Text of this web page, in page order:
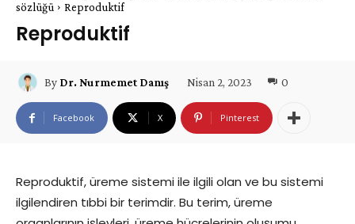
sözlüğü
Reproduktif
Reproduktif
By Dr. Nurmemet Danış Nisan 2, 2023 0
Facebook X Pinterest
Reproduktif, üreme sistemi ile ilgili olan ve bu sistemi
ilgilendiren tıbbi bir terimdir. Bu terim, üreme